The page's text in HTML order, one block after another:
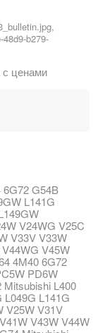
b279-
с ценами
6G72 G54B
L141G
V24WG V25C
V33V V33W
V45W
4M40 6G72
PD6W
Mitsubishi L400
L049G L141G
V25W V31V
V43W V44W